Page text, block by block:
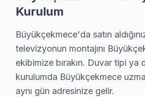
Büyükçekmece'de bu marka
Büyükçekmece Servisinin Hisense
Büyükçekmece'de Hisense
Büyükçekmece'de Hisense
2025 Büyükçekmece bu marka
Kurulum
Büyükçekmece'da satın
televizyonun montajını
ekibimize bırakın. Duvar tipi ya
kurulumda Büyükçekmece
aynı gün adresinize gelir.